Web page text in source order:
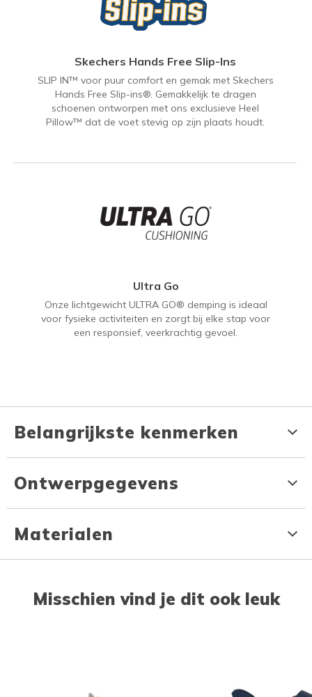
Skechers Hands Free Slip-Ins
SLIP IN™ voor puur comfort en gemak met Skechers
Hands Free Slip-ins®. Gemakkelijk te dragen
schoenen ontworpen met ons exclusieve Heel
Pillow™ dat de voet stevig op zijn plaats houdt.
Ultra Go
Onze lichtgewicht ULTRA GO® demping is ideaal
voor fysieke activiteiten en zorgt bij elke stap voor
een responsief, veerkrachtig gevoel.
Belangrijkste kenmerken
Ontwerpgegevens
Materialen
Misschien vind je dit ook leuk